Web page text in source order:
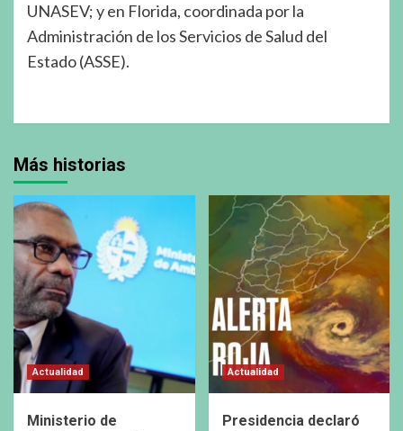
UNASEV; y en Florida, coordinada por la
Administración de los Servicios de Salud del
Estado (ASSE).
Más historias
Actualidad
Ministerio de
Actualidad
Presidencia declaró